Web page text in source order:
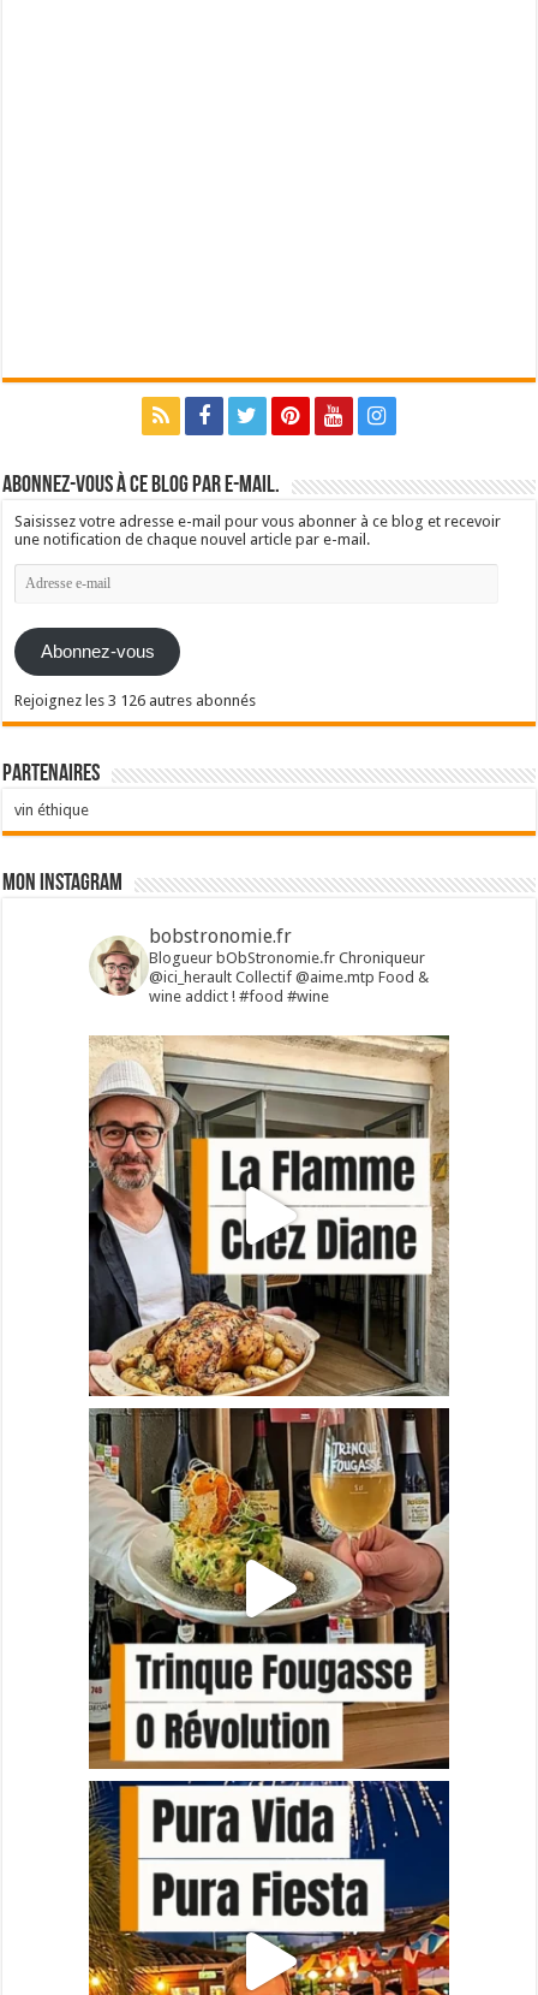
Abonnez-vous à ce blog par e-mail.
Saisissez votre adresse e-mail pour vous abonner à ce blog et recevoir
une notification de chaque nouvel article par e-mail.
Adresse
e-
Abonnez-vous
Rejoignez les 3 126 autres abonnés
Partenaires
vin éthique
Mon Instagram
bobstronomie.fr
Blogueur bObStronomie.fr Chroniqueur
@ici_heraultCollectif @aime.mtp Food &
wine addict !#food #wine